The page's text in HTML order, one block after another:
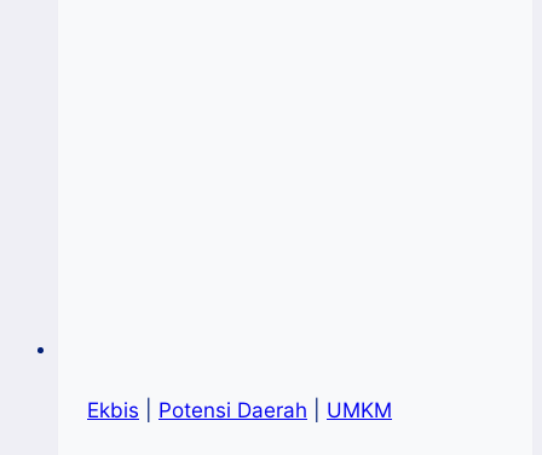
Ekbis Potensi Daerah UMKM